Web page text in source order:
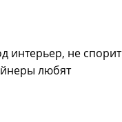
интерьер, не спорит
любят